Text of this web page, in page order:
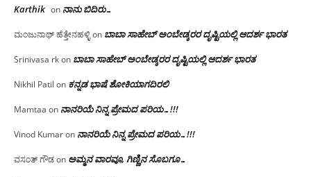
Karthik on ನಾನು ಬಿದಿರು…
ಮಂಜುನಾಥ್ ಹೆತ್ತೇನಹಳ್ಳಿon ಬಾಬಾ ಸಾಹೇಬ್ ಅಂಬೇಡ್ಕರರ ದೃಷ್ಟಿಯಲ್ಲಿ ಆದರ್ಶ ಭಾರತ
Srinivasa rkon ಬಾಬಾ ಸಾಹೇಬ್ ಅಂಬೇಡ್ಕರರ ದೃಷ್ಟಿಯಲ್ಲಿ ಆದರ್ಶ ಭಾರತ
Nikhil Patil on ಕನ್ನಡ ಭಾಷೆ ಶೋಕಿಯಾಗದಿರಲಿ
Mamtaa on ನಾನರಿಯೆ ನಿನ್ನ ಪ್ರೇಮದ ಪರಿಯ…!!!
Vinod Kumaron ನಾನರಿಯೆ ನಿನ್ನ ಪ್ರೇಮದ ಪರಿಯ…!!!
ವಸಂತ್ ಗೌಡon ಅಮ್ಮನ ವಾರವೂ, ಗಿಣ್ಣಿನ ಸೊಬಗೂ…